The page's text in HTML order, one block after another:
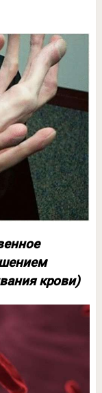
крови)